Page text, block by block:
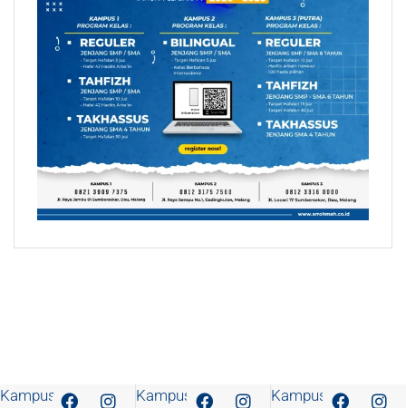
Kampus
Kampus
Kampus